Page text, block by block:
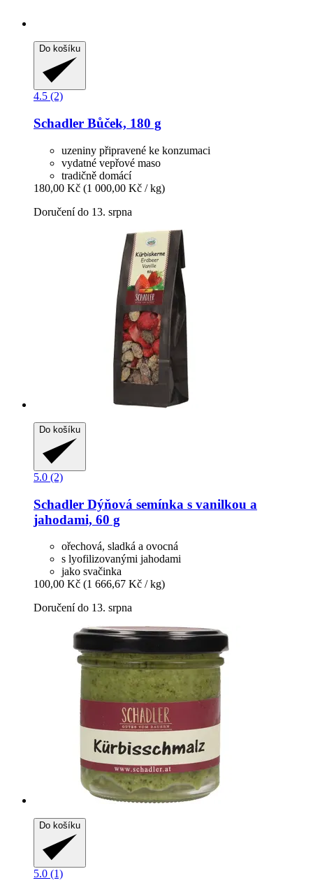
Do košíku
4.5 (2)
Schadler Bůček, 180 g
uzeniny připravené ke konzumaci
vydatné vepřové maso
tradičně domácí
180,00 Kč (1 000,00 Kč / kg)
Doručení do 13. srpna
Do košíku
5.0 (2)
Schadler Dýňová semínka s vanilkou a
jahodami, 60 g
ořechová, sladká a ovocná
s lyofilizovanými jahodami
jako svačinka
100,00 Kč (1 666,67 Kč / kg)
Doručení do 13. srpna
Do košíku
5.0 (1)